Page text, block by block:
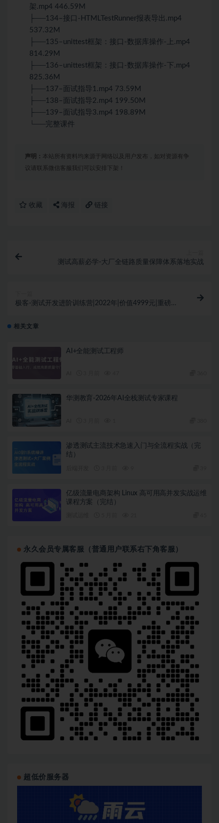
架.mp4 446.59M
├──134–接口-HTMLTestRunner报表导出.mp4
537.32M
├──135–unittest框架：接口-数据库操作-上.mp4
814.29M
├──136–unittest框架：接口-数据库操作-下.mp4
825.36M
├──137–面试指导1.mp4 73.59M
├──138–面试指导2.mp4 199.50M
├──139–面试指导3.mp4 198.89M
└──完整课件
声明： 本站所有资料均来源于网络以及用户发布，如对资源有争
议请联系微信客服我们可以安排下架！
收藏 海报 链接
测试高薪必学-大厂全链路质量保障体系落地实战
极客-测试开发进阶训练营|2022年|价值4999元|重磅首
相关文章
AI+全能测试工程师
华测教育-2026年AI全栈测试专家课程
渗透测试主流技术急速入门与全流程实战（完
结）
亿级流量电商架构 Linux 高可用高并发实战运维
课程方案（完结）
永久会员专属客服（普通用户联系右下角客服）
超低价服务器